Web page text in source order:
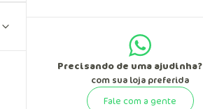
Precisando de uma ajudinha?
com sua loja preferida
Fale com a gente